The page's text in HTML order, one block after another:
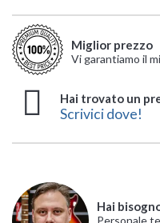
Miglior prezzo
Vi garantiamo il
Hai trovato un
Scrivici dove!
Hai
Personale